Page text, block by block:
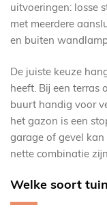
uitvoeringen: losse
met meerdere
en buiten
De juiste keuze
heeft. Bij een terras
buurt handig voor
het gazon is een
garage of gevel
nette combinatie
Welke soort